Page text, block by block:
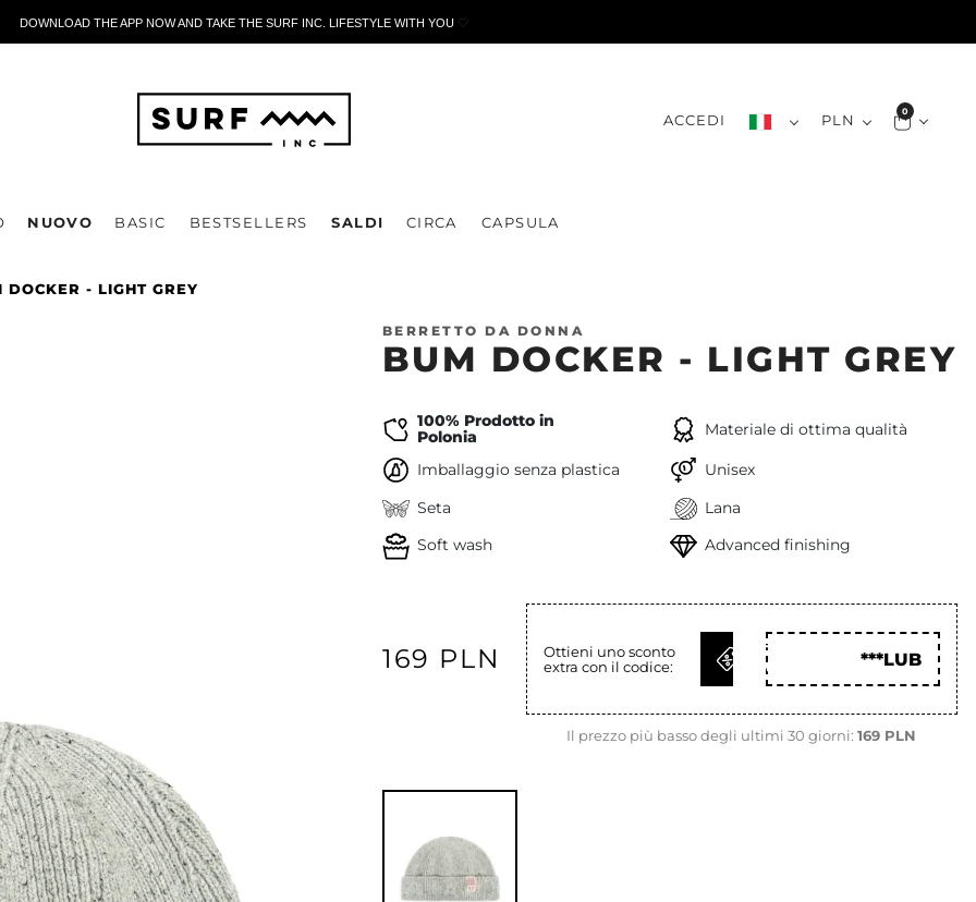
DOWNLOAD THE APP NOW AND TAKE THE SURF INC. LIFESTYLE WITH YOU🤍
ACCEDI PLN 0
NUOVO BASIC BESTSELLERS SALDI CIRCA CAPSULA
DOCKER - LIGHT GREY
BERRETTO DA DONNA
BUM DOCKER - LIGHT GREY
100% Prodotto in
Polonia
Materiale di ottima qualità
Imballaggio senza plastica
Unisex
Seta
Lana
Soft wash
Advanced finishing
169 PLN
Ottieni uno sconto
extra con il codice:
OTTIENI
COD
***LUB
Il prezzo più basso degli ultimi 30 giorni:169 PLN